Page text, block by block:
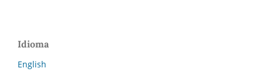
Idioma
English